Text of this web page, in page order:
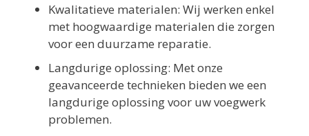
Kwalitatieve materialen: Wij werken enkel
met hoogwaardige materialen die zorgen
voor een duurzame reparatie.
Langdurige oplossing: Met onze
geavanceerde technieken bieden we een
langdurige oplossing voor uw voegwerk
problemen.